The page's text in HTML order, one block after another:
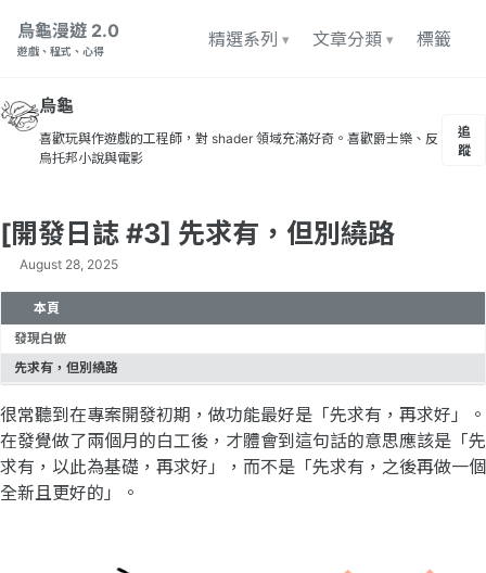
烏龜漫遊 2.0
遊戲、程式、心得
精選系列 文章分類 標籤
烏龜
喜歡玩與作遊戲的工程師，對 shader 領域充滿好奇。喜歡爵士樂、反
烏托邦小說與電影
追
蹤
[開發日誌 #3] 先求有，但別繞路
August 28, 2025
本頁
發現白做
先求有，但別繞路
很常聽到在專案開發初期，做功能最好是「先求有，再求好」。
在發覺做了兩個月的白工後，才體會到這句話的意思應該是「先
求有，以此為基礎，再求好」，而不是「先求有，之後再做一個
全新且更好的」。